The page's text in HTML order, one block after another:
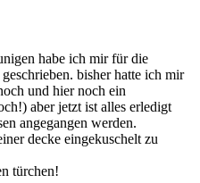
habe ich mir für die
bisher hatte ich mir
und hier noch ein
aber jetzt ist alles erledigt
angegangen werden.
decke eingekuschelt zu
türchen!